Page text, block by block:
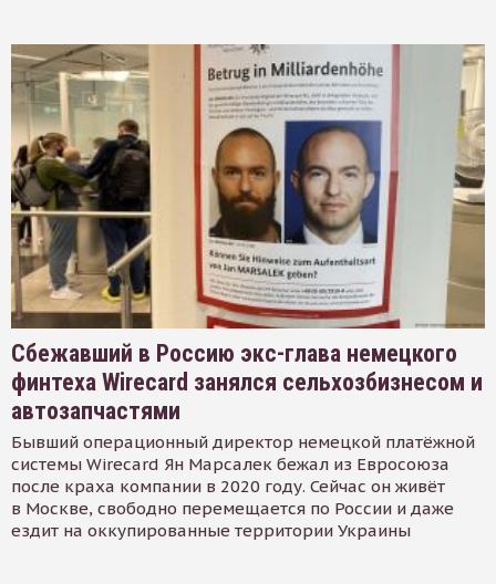
Сбежавший в Россию экс-глава немецкого
финтеха Wirecard занялся сельхозбизнесом и
автозапчастями
Бывший операционный директор немецкой платёжной
системы Wirecard Ян Марсалек бежал из Евросоюза
после краха компании в 2020 году. Сейчас он живёт
в Москве, свободно перемещается по России и даже
ездит на оккупированные территории Украины